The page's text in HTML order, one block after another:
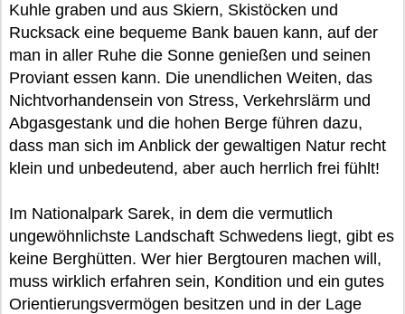
Kuhle graben und aus Skiern, Skistöcken und
Rucksack eine bequeme Bank bauen kann, auf der
man in aller Ruhe die Sonne genießen und seinen
Proviant essen kann. Die unendlichen Weiten, das
Nichtvorhandensein von Stress, Verkehrslärm und
Abgasgestank und die hohen Berge führen dazu,
dass man sich im Anblick der gewaltigen Natur recht
klein und unbedeutend, aber auch herrlich frei fühlt!
Im Nationalpark Sarek, in dem die vermutlich
ungewöhnlichste Landschaft Schwedens liegt, gibt es
keine Berghütten. Wer hier Bergtouren machen will,
muss wirklich erfahren sein, Kondition und ein gutes
Orientierungsvermögen besitzen und in der Lage